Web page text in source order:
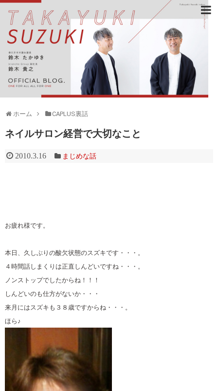
ホーム CAPLUS裏話
ネイルサロン経営で大切なこと
2010.3.16 まじめな話
お疲れ様です。
本日、久しぶりの酸欠状態のスズキです・・・。
４時間話しまくりは正直しんどいですね・・・。
ノンストップでしたからね！！！
しんどいのも仕方がないか・・・
来月にはスズキも３８歳ですからね・・・。
ほら♪